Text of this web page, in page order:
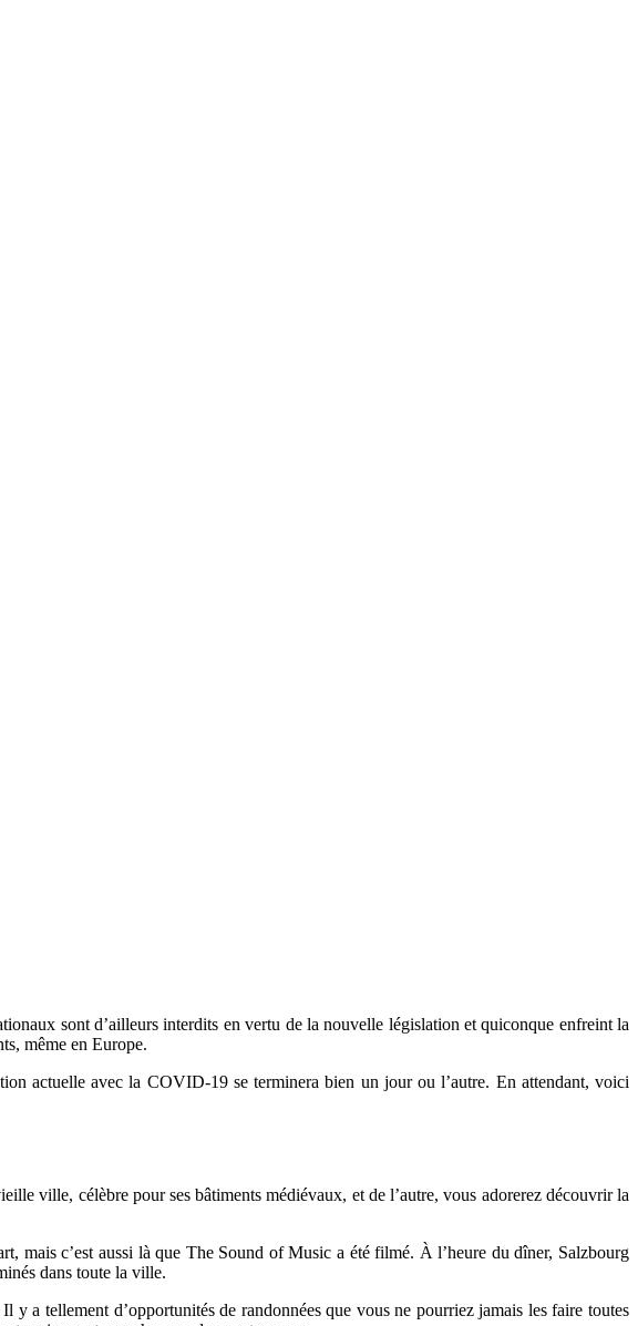
sont d’ailleurs interdits en vertu de la nouvelle législation et quiconque enfreint la
même en Europe.
actuelle avec la COVID-19 se terminera bien un jour ou l’autre. En attendant, voici
ville, célèbre pour ses bâtiments médiévaux, et de l’autre, vous adorerez découvrir la
mais c’est aussi là que The Sound of Music a été filmé. À l’heure du dîner, Salzbourg
dans toute la ville.
a tellement d’opportunités de randonnées que vous ne pourriez jamais les faire toutes